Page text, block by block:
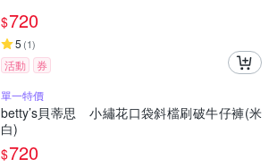
$720
5 (1)
活動
券
單一特價
betty’s貝蒂思 小繡花口袋斜檔刷破牛仔褲(米
白)
$720